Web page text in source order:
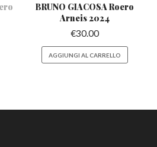
BRUNO GIACOSA Roero
Arneis 2024
€30.00
AGGIUNGI AL CARRELLO